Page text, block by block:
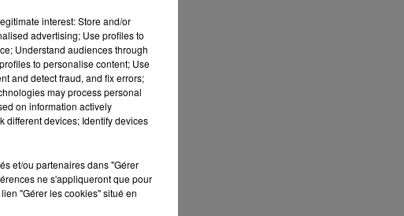
interest: Store and/or
advertising; Use profiles to
Understand audiences through
to personalise content; Use
and detect fraud, and fix errors;
may process personal
on information actively
different devices; Identify devices
et/ou partenaires dans "Gérer
ne s'appliqueront que pour
"Gérer les cookies" situé en